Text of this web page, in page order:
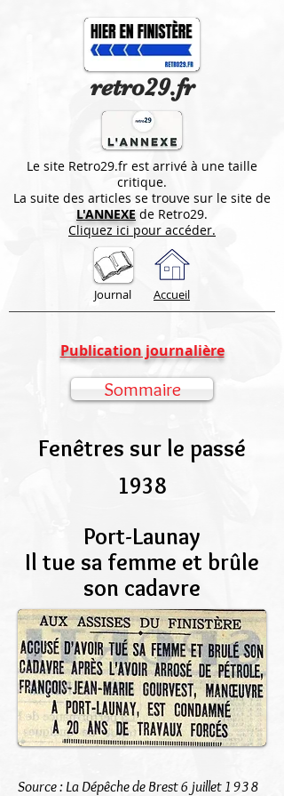
retro29.fr
Le site Retro29.fr est arrivé à une taille
critique.
La suite des articles se trouve sur le site de
L'ANNEXE de Retro29.
Cliquez ici pour accéder.
Journal Accueil
Publication journalière
Fenêtres sur le passé
1938
Port-Launay
Il tue sa femme et brûle
son cadavre
Sommaire
Source : La Dépêche de Brest 6 juillet 1938